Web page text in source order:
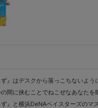
ず』はデスクから落っこちないよ
間に挟むことでねこぜなあなたを
ず』と横浜DeNAベイスターズのマ